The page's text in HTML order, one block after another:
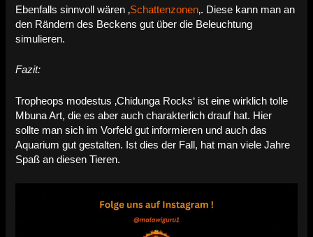
Ebenfalls sinnvoll wären ‚Schattenzonen‚. Diese kann man an
den Rändern des Beckens gut über die Beleuchtung
simulieren.
Fazit:
Tropheops modestus ‚Chidunga Rocks‘ ist eine wirklich tolle
Mbuna Art, die es aber auch charakterlich drauf hat. Hier
sollte man sich im Vorfeld gut informieren und auch das
Aquarium gut gestalten. Ist dies der Fall, hat man viele Jahre
Spaß an diesen Tieren.